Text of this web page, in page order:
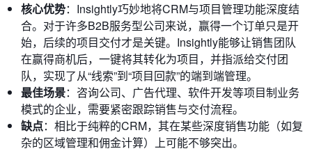
核心优势：Insightly巧妙地将CRM与项目管理功能深度结
合。对于许多B2B服务型公司来说，赢得一个订单只是开
始，后续的项目交付才是关键。Insightly能够让销售团队
在赢得商机后，一键将其转化为项目，并指派给交付团
队，实现了从“线索”到“项目回款”的端到端管理。
最佳场景：咨询公司、广告代理、软件开发等项目制业务
模式的企业，需要紧密跟踪销售与交付流程。
缺点：相比于纯粹的CRM，其在某些深度销售功能（如复
杂的区域管理和佣金计算）上可能不够突出。